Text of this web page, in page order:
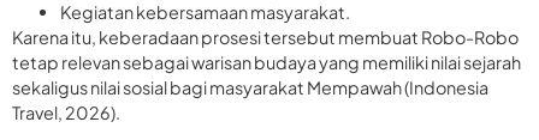
Kegiatan kebersamaan masyarakat.
Karena itu, keberadaan prosesi tersebut membuat Robo-Robo
tetap relevan sebagai warisan budaya yang memiliki nilai sejarah
sekaligus nilai sosial bagi masyarakat Mempawah (Indonesia
Travel, 2026).